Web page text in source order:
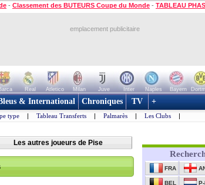
- Classement des BUTEURS Coupe du Monde - TABLEAU
emplacement publicitaire
Real Atletico Milan Juve Inter Naples Bayern
& International Chroniques TV +
type | Tableau Transferts | Palmarès | Les Clubs |
Les autres joueurs de Pise